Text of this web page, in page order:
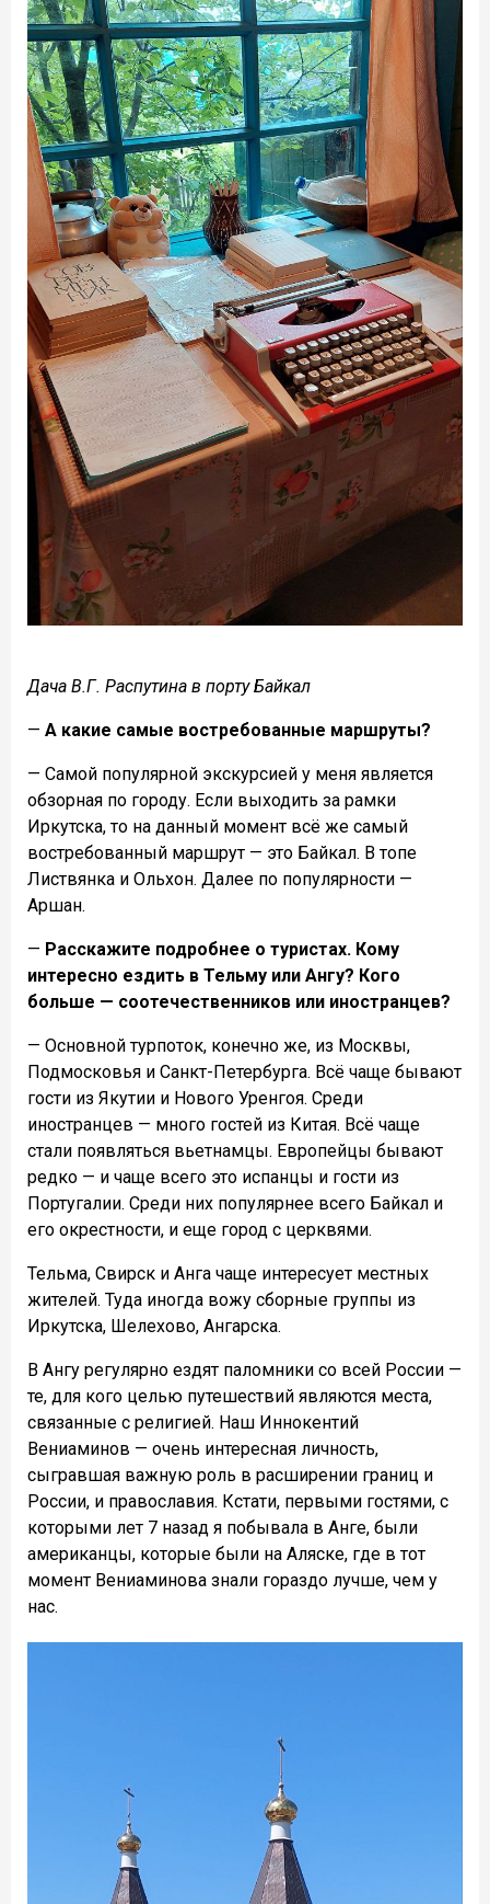
Дача В.Г. Распутина в порту Байкал
— А какие самые востребованные маршруты?
— Самой популярной экскурсией у меня является
обзорная по городу. Если выходить за рамки
Иркутска, то на данный момент всё же самый
востребованный маршрут — это Байкал. В топе
Листвянка и Ольхон. Далее по популярности —
Аршан.
— Расскажите подробнее о туристах. Кому
интересно ездить в Тельму или Ангу? Кого
больше — соотечественников или иностранцев?
— Основной турпоток, конечно же, из Москвы,
Подмосковья и Санкт-Петербурга. Всё чаще бывают
гости из Якутии и Нового Уренгоя. Среди
иностранцев — много гостей из Китая. Всё чаще
стали появляться вьетнамцы. Европейцы бывают
редко — и чаще всего это испанцы и гости из
Португалии. Среди них популярнее всего Байкал и
его окрестности, и еще город с церквями.
Тельма, Свирск и Анга чаще интересует местных
жителей. Туда иногда вожу сборные группы из
Иркутска, Шелехово, Ангарска.
В Ангу регулярно ездят паломники со всей России —
те, для кого целью путешествий являются места,
связанные с религией. Наш Иннокентий
Вениаминов — очень интересная личность,
сыгравшая важную роль в расширении границ и
России, и православия. Кстати, первыми гостями, с
которыми лет 7 назад я побывала в Анге, были
американцы, которые были на Аляске, где в тот
момент Вениаминова знали гораздо лучше, чем у
нас.